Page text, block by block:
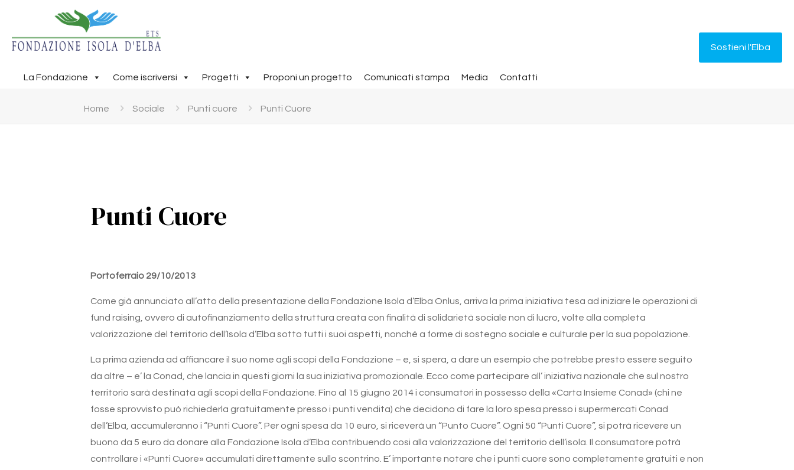
La Fondazione Come iscriversi Progetti Proponi un progetto Comunicati stampa Media Contatti
Sostieni l'Elba
Home Sociale Punti cuore Punti Cuore
Punti Cuore
Portoferraio 29/10/2013
Come già annunciato all’atto della presentazione della Fondazione Isola d’Elba Onlus, arriva la prima iniziativa tesa ad iniziare le operazioni di
fund raising, ovvero di autofinanziamento della struttura creata con finalità di solidarietà sociale non di lucro, volte alla completa
valorizzazione del territorio dell’Isola d’Elba sotto tutti i suoi aspetti, nonché a forme di sostegno sociale e culturale per la sua popolazione.
La prima azienda ad affiancare il suo nome agli scopi della Fondazione – e, si spera, a dare un esempio che potrebbe presto essere seguito
da altre – e’ la Conad, che lancia in questi giorni la sua iniziativa promozionale. Ecco come partecipare all’ iniziativa nazionale che sul nostro
territorio sarà destinata agli scopi della Fondazione. Fino al 15 giugno 2014 i consumatori in possesso della «Carta Insieme Conad» (chi ne
fosse sprovvisto può richiederla gratuitamente presso i punti vendita) che decidono di fare la loro spesa presso i supermercati Conad
dell’Elba, accumuleranno i “Punti Cuore”. Per ogni spesa da 10 euro, si riceverà un “Punto Cuore”. Ogni 50 “Punti Cuore”, si potrà ricevere un
buono da 5 euro da donare alla Fondazione Isola d’Elba contribuendo cosi alla valorizzazione del territorio dell’isola. Il consumatore potrà
controllare i «Punti Cuore» accumulati direttamente sullo scontrino. E’ importante notare che i punti cuore sono completamente gratuiti e non